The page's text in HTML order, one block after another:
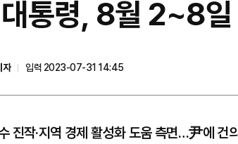
통령, 8월 2~8
자
입력 2023-07-31 14:45
진작·지역 경제 활성화 도움 측면…尹에 건